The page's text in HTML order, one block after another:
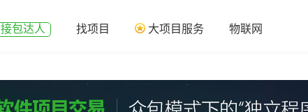
接包达人 找项目 大项目服务 物联网